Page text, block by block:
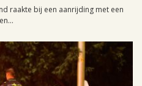
raakte bij een aanrijding met een